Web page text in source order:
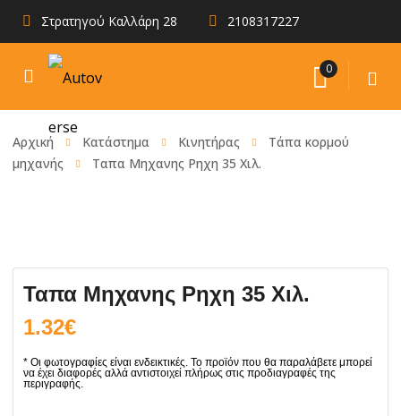
Στρατηγού Καλλάρη 28 2108317227
0
Αρχική Κατάστημα Κινητήρας
Τάπα κορμού
μηχανής
Ταπα Μηχανης Ρηχη 35 Χιλ.
Ταπα Μηχανης Ρηχη 35 Χιλ.
1.32€